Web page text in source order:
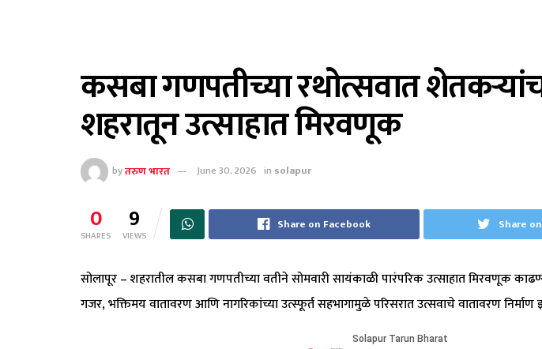
कसबा गणपतीच्या रथोत्सवात
शहरातून उत्साहात मिरवणूक
byतरुण भारत June 30, 2026 in solapur
0
SHARES 9
VIEWS
Share on Facebook Share
सोलापूर – शहरातील कसबा गणपतीच्या वतीने सोमवारी सायंकाळी पारंपरिक उत्साहात मिरवणूक
गजर, भक्तिमय वातावरण आणि नागरिकांच्या उत्स्फूर्त सहभागामुळे परिसरात उत्सवाचे वातावरण निर्माण